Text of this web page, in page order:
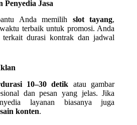
Penyedia Jasa
Anda memilih slot tayang,
terbaik untuk promosi. Anda
durasi kontrak dan jadwal
10–30 detik atau gambar
dan pesan yang jelas. Jika
layanan biasanya juga
konten.